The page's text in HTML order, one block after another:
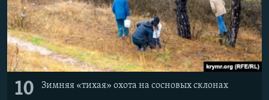
10 Зимняя «тихая» охота на сосновых склонах